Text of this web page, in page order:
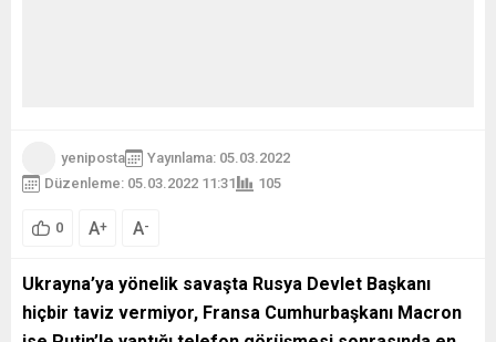
yeniposta
Yayınlama: 05.03.2022
Düzenleme: 05.03.2022 11:31
105
0 A+ A-
Ukrayna’ya yönelik savaşta Rusya Devlet Başkanı
hiçbir taviz vermiyor, Fransa Cumhurbaşkanı Macron